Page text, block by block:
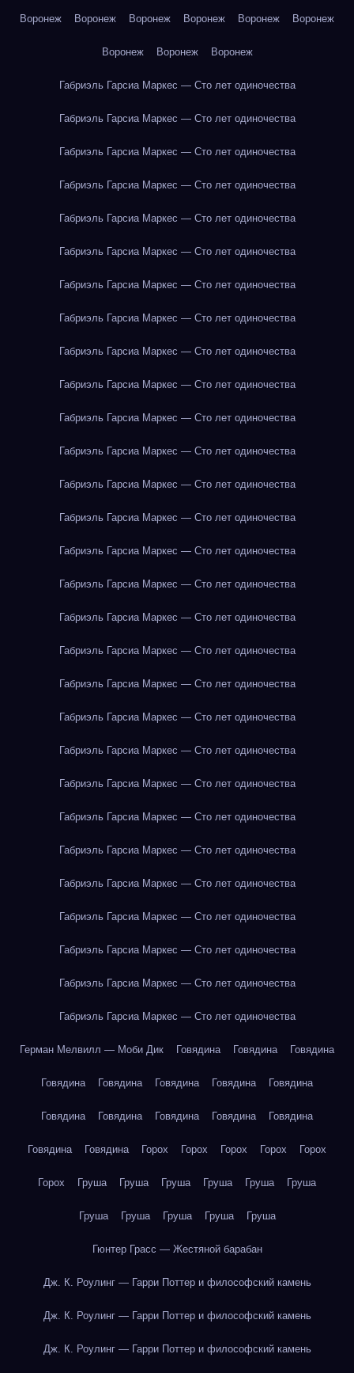
Воронеж Воронеж Воронеж Воронеж Воронеж Воронеж
Воронеж Воронеж Воронеж
Габриэль Гарсиа Маркес — Сто лет одиночества
Габриэль Гарсиа Маркес — Сто лет одиночества
Габриэль Гарсиа Маркес — Сто лет одиночества
Габриэль Гарсиа Маркес — Сто лет одиночества
Габриэль Гарсиа Маркес — Сто лет одиночества
Габриэль Гарсиа Маркес — Сто лет одиночества
Габриэль Гарсиа Маркес — Сто лет одиночества
Габриэль Гарсиа Маркес — Сто лет одиночества
Габриэль Гарсиа Маркес — Сто лет одиночества
Габриэль Гарсиа Маркес — Сто лет одиночества
Габриэль Гарсиа Маркес — Сто лет одиночества
Габриэль Гарсиа Маркес — Сто лет одиночества
Габриэль Гарсиа Маркес — Сто лет одиночества
Габриэль Гарсиа Маркес — Сто лет одиночества
Габриэль Гарсиа Маркес — Сто лет одиночества
Габриэль Гарсиа Маркес — Сто лет одиночества
Габриэль Гарсиа Маркес — Сто лет одиночества
Габриэль Гарсиа Маркес — Сто лет одиночества
Габриэль Гарсиа Маркес — Сто лет одиночества
Габриэль Гарсиа Маркес — Сто лет одиночества
Габриэль Гарсиа Маркес — Сто лет одиночества
Габриэль Гарсиа Маркес — Сто лет одиночества
Габриэль Гарсиа Маркес — Сто лет одиночества
Габриэль Гарсиа Маркес — Сто лет одиночества
Габриэль Гарсиа Маркес — Сто лет одиночества
Габриэль Гарсиа Маркес — Сто лет одиночества
Габриэль Гарсиа Маркес — Сто лет одиночества
Габриэль Гарсиа Маркес — Сто лет одиночества
Габриэль Гарсиа Маркес — Сто лет одиночества
Герман Мелвилл — Моби Дик Говядина Говядина Говядина
Говядина Говядина Говядина Говядина Говядина
Говядина Говядина Говядина Говядина Говядина
Говядина Говядина Горох Горох Горох Горох Горох
Горох Груша Груша Груша Груша Груша Груша
Груша Груша Груша Груша Груша
Гюнтер Грасс — Жестяной барабан
Дж. К. Роулинг — Гарри Поттер и философский камень
Дж. К. Роулинг — Гарри Поттер и философский камень
Дж. К. Роулинг — Гарри Поттер и философский камень